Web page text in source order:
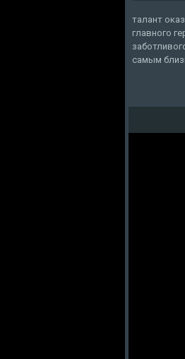
талант
главного
самым